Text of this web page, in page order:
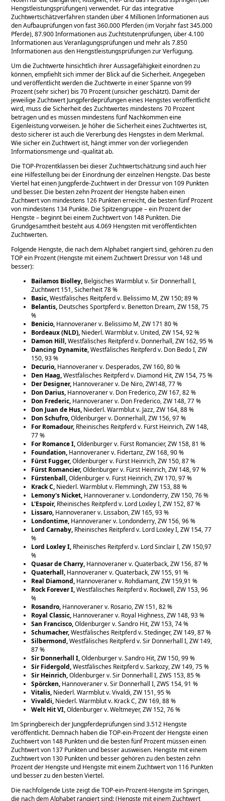
Hengstleistungsprüfungen) verwendet. Für das integrative
Zuchtwertschätzverfahren standen über 4 Millionen Informationen aus
den Aufbauprüfungen von fast 360.000 Pferden (im Vorjahr fast 345.000
Pferde), 87.900 Informationen aus Zuchtstutenprüfungen, über 4.100
Informationen aus Veranlagungsprüfungen und mehr als 7.850
Informationen aus den Hengstleistungsprüfungen zur Verfügung.
Um die Zuchtwerte hinsichtlich ihrer Aussagefähigkeit einordnen zu
können, empfiehlt sich immer der Blick auf die Sicherheit. Angegeben
und veröffentlicht werden die Zuchtwerte in einer Spanne von 99
Prozent (sehr sicher) bis 70 Prozent (unsicher geschätzt). Damit der
jeweilige Zuchtwert Jungpferdeprüfungen eines Hengstes veröffentlicht
wird, muss die Sicherheit des Zuchtwertes mindestens 70 Prozent
betragen und es müssen mindestens fünf Nachkommen eine
Eigenleistung vorweisen. Je höher die Sicherheit eines Zuchtwertes ist,
desto sicherer ist auch die Vererbung des Hengstes in dem Merkmal.
Wie sicher ein Zuchtwert ist, hängt immer von der vorliegenden
Informationsmenge und -qualität ab.
Die TOP-Prozentklassen bei dieser Zuchtwertschätzung sind auch hier
eine Hilfestellung bei der Einordnung der einzelnen Hengste. Das beste
Viertel hat einen Jungpferde-Zuchtwert in der Dressur von 109 Punkten
und besser. Die besten zehn Prozent der Hengste haben einen
Zuchtwert von mindestens 126 Punkten erreicht, die besten fünf Prozent
von mindestens 134 Punkte. Die Spitzengruppe – ein Prozent der
Hengste – beginnt bei einem Zuchtwert von 148 Punkten. Die
Grundgesamtheit besteht aus 4.069 Hengsten mit veröffentlichten
Zuchtwerten.
Folgende Hengste, die nach dem Alphabet rangiert sind, gehören zu den
TOP ein Prozent (Hengste mit einem Zuchtwert Dressur von 148 und
besser):
Bailamos Biolley, Belgisches Warmblut v. Sir Donnerhall I,
Zuchtwert 151, Sicherheit 78 %
Basic,Westfälisches Reitpferd v. Belissimo M, ZW 150; 89 %
Belantis, Deutsches Sportpferd v. Benetton Dream, ZW 158, 75
%
Benicio, Hannoveraner v. Belissimo M, ZW 171 80 %
Bordeaux (NLD), Niederl. Warmblut v. United, ZW 154, 92 %
Damon Hill,Westfälisches Reitpferd v. Donnerhall, ZW 162, 95 %
Dancing Dynamite,Westfälisches Reitpferd v. Don Bedo I, ZW
150, 93 %
Decurio, Hannoveraner v. Desperados, ZW 160, 80 %
Den Haag,Westfälisches Reitpferd v. Diamond Hit, ZW 154, 75 %
Der Designer, Hannoveraner v. De Niro, ZW148, 77 %
Don Darius, Hannoveraner v. Don Frederico, ZW 167, 82 %
Don Frederic, Hannoveraner v. Don Frederico, ZW 148, 77 %
Don Juan de Hus, Niederl. Warmblut v. Jazz, ZW 164, 88 %
Don Schufro,Oldenburger v. Donnerhall, ZW 156, 97 %
For Romadour, Rheinisches Reitpferd v. Fürst Heinrich, ZW 148,
77 %
For Romance I,Oldenburger v. Fürst Romancier, ZW 158, 81 %
Foundation, Hannoveraner v. Fidertanz, ZW 168, 90 %
Fürst Fugger,Oldenburger v. Fürst Heinrich, ZW 150, 87 %
Fürst Romancier,Oldenburger v. Fürst Heinrich, ZW 148, 97 %
Fürstenball,Oldenburger v. Fürst Heinrich, ZW 170, 97 %
Krack C, Niederl. Warmblut v. Flemmingh, ZW 153, 88 %
Lemony's Nicket, Hannoveraner v. Londonderry, ZW 150, 76 %
L'Espoir, Rheinisches Reitpferd v. Lord Loxley I, ZW 152, 87 %
Lissaro, Hannoveraner v. Lissabon, ZW 165, 93 %
Londontime, Hannoveraner v. Londonderry, ZW 156, 96 %
Lord Carnaby, Rheinisches Reitpferd v. Lord Loxley I, ZW 154, 77
%
Lord Loxley I, Rheinisches Reitpferd v. Lord Sinclair I, ZW 150,97
%
Quasar de Charry, Hannoveraner v. Quaterback, ZW 156, 87 %
Quaterhall, Hannoveraner v. Quaterback, ZW 155, 91 %
Real Diamond, Hannoveraner v. Rohdiamant, ZW 159,91 %
Rock Forever I,Westfälisches Reitpferd v. Rockwell, ZW 153, 96
%
Rosandro, Hannoveraner v. Rosario, ZW 151, 82 %
Royal Classic, Hannoveraner v. Royal Highness, ZW 148, 93 %
San Francisco,Oldenburger v. Sandro Hit, ZW 153, 74 %
Schumacher,Westfälisches Reitpferd v. Stedinger, ZW 149, 87 %
Silbermond,Westfälisches Reitpferd v. Sir Donnerhall I, ZW 149,
87 %
Sir Donnerhall I,Oldenburger v. Sandro Hit, ZW 150, 99 %
Sir Fidergold,Westfälisches Reitpferd v. Sarkozy, ZW 149, 75 %
Sir Heinrich,Oldenburger v. Sir Donnerhall I, ZWS 153, 85 %
Spörcken, Hannoveraner v. Sir Donnerhall I, ZWS 154, 91 %
Vitalis, Niederl. Warmblut v. Vivaldi, ZW 151, 95 %
Vivaldi, Niederl. Warmblut v. Krack C, ZW 169, 88 %
Welt Hit VI,Oldenburger v. Weltmeyer, ZW 152, 76 %
Im Springbereich der Jungpferdeprüfungen sind 3.512 Hengste
veröffentlicht. Demnach haben die TOP-ein-Prozent der Hengste einen
Zuchtwert von 148 Punkten und die besten fünf Prozent müssen einen
Zuchtwert von 137 Punkten und besser ausweisen. Hengste mit einem
Zuchtwert von 130 Punkten und besser gehören zu den besten zehn
Prozent der Hengste und Hengste mit einem Zuchtwert von 116 Punkten
und besser zu den besten Viertel.
Die nachfolgende Liste zeigt die TOP-ein-Prozent-Hengste im Springen,
die nach dem Alphabet rangiert sind: (Hengste mit einem Zuchtwert